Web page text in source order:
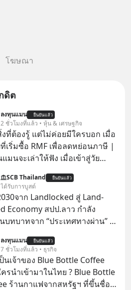
โฆษณา
ดิต
ลงทุนแมน ยืนยันแล้ว
2 ชั่วโมงที่แล้ว • หุ้น & เศรษฐกิจ
ที่ต้องรู้ แต่ไม่ค่อยมีใครบอก เมื่อ
เริ่มซื้อ RMF เพื่อลดหย่อนภาษี |
มนจะเล่าให้ฟัง เมื่อเข้าสู่วัย
น RMF เพราะนอกจากจะช่วยลด
าษีได้แล้ว ยังเป็นโอกาสในการ
ามมั่งคั่งระยะยาว แต่น้อยคน
าง ควรดู ตรงไหน ทำอย่างไร ถึง
เรา แล้วเราควรรู้ข้อมูลอะไร
บ RMF บ้าง เพื่อให้นำไปใช้ต่อได้
จริง ๆ ลงทุนแมนจะเล่าให้ฟัง
SCB Thailand ยืนยันแล้ว
ได้รับการบูสต์
จาก Landlocked สู่ Land-
Economy สปป.ลาว กำลัง
บทบาทจาก “ประเทศทางผ่าน” สู่
ภูมิภาคลุ่มแม่น้ำโขง
ลงทุนแมน ยืนยันแล้ว
7 ชั่วโมงที่แล้ว • ธุรกิจ
นเจ้าของ Blue Bottle Coffee
รนำเข้ามาในไทย ? Blue Bottle
ร้านกาแฟจากสหรัฐฯ ที่ขึ้นชื่อ